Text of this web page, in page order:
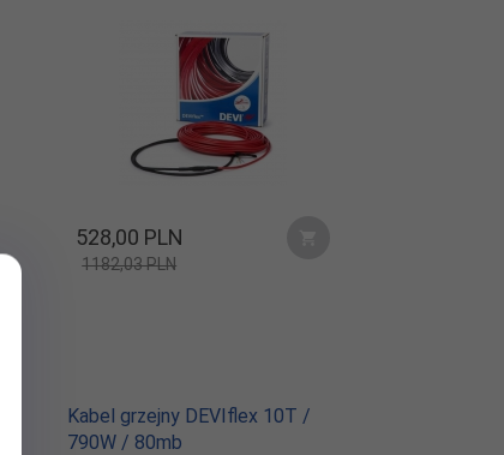
528,00 PLN
1182,03 PLN
Kabel grzejny DEVIflex 10T /
790W / 80mb